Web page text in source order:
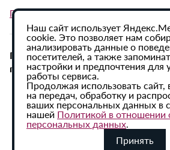
Политика в отношении обработки
При использовании материалов
гиперссылка на ИА «Регион 64»
Наш сайт использует
cookie. Это позволяет нам
анализировать данные о
посетителей, а также
настройки и предпочтения для
работы сервиса.
Продолжая использовать сайт,
на передач, обработку и
ваших персональных данных в
нашей Политикой в отношении
персональных данных.
Принять